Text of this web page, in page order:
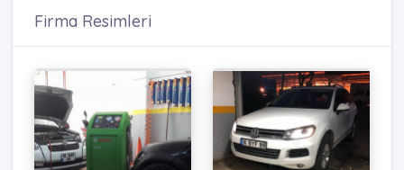
Firma Resimleri